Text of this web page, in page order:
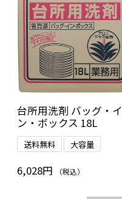
台所用洗剤 バッグ・イ
ン・ボックス 18L
送料無料 大容量
6,028円 （税込）